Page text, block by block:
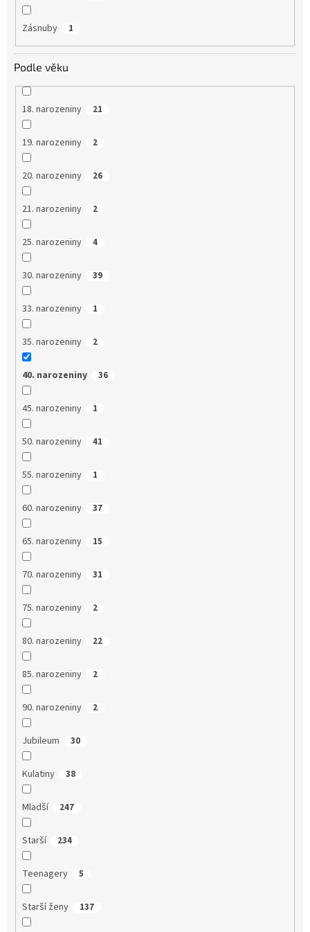
Zásnuby 1
Podle věku
18. narozeniny 21
19. narozeniny 2
20. narozeniny 26
21. narozeniny 2
25. narozeniny 4
30. narozeniny 39
33. narozeniny 1
35. narozeniny 2
40. narozeniny 36
45. narozeniny 1
50. narozeniny 41
55. narozeniny 1
60. narozeniny 37
65. narozeniny 15
70. narozeniny 31
75. narozeniny 2
80. narozeniny 22
85. narozeniny 2
90. narozeniny 2
Jubileum 30
Kulatiny 38
Mladší 247
Starší 234
Teenagery 5
Starší ženy 137